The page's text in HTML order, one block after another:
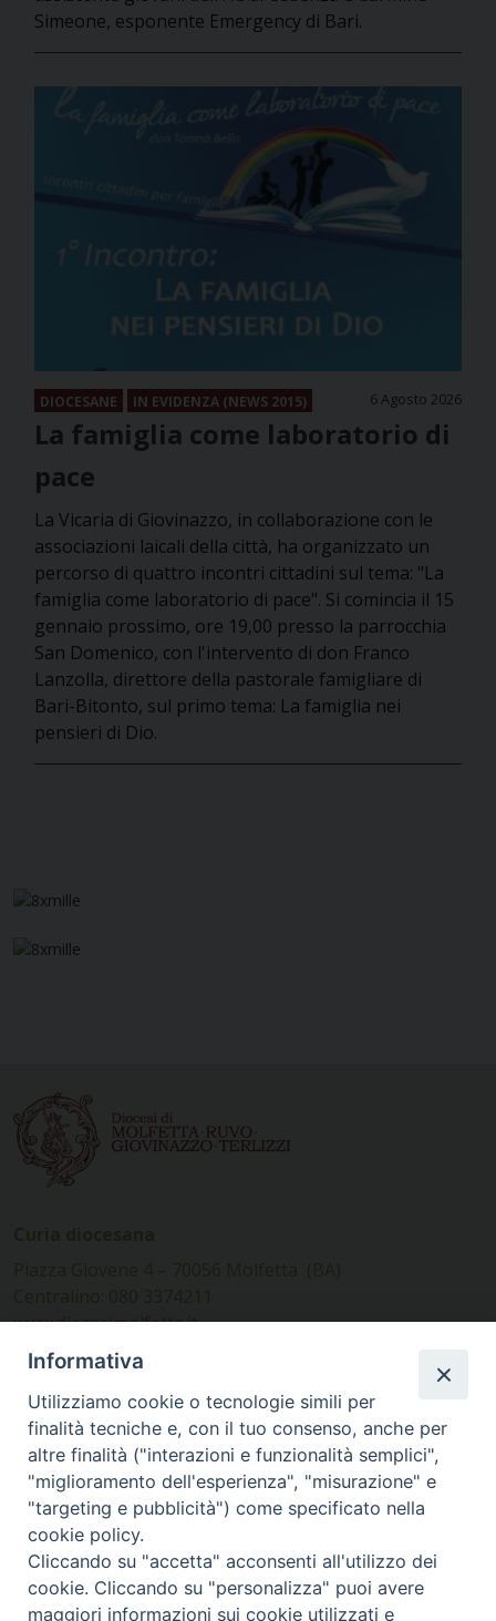
Simeone, esponente Emergency di Bari.
DIOCESANE IN EVIDENZA (NEWS 2015) 6 Agosto 2026
La famiglia come laboratorio di
pace
La Vicaria di Giovinazzo, in collaborazione con le
associazioni laicali della città, ha organizzato un
percorso di quattro incontri cittadini sul tema: "La
famiglia come laboratorio di pace". Si comincia il 15
gennaio prossimo, ore 19,00 presso la parrocchia
San Domenico, con l'intervento di don Franco
Lanzolla, direttore della pastorale famigliare di
Bari-Bitonto, sul primo tema: La famiglia nei
pensieri di Dio.
www.diocesimolfetta.it –
diocesimolfetta@pec.chiesacattolica.it
Ufficio Comunicazioni sociali
Piazza Giovene 4 – 70056 Molfetta (BA)
comunicazionisociali@diocesimolfetta.it
SEGUICI SU
Facebook
Instagram
X YouTube
Feed
Informativa
Utilizziamo cookie o tecnologie simili per
finalità tecniche e, con il tuo consenso, anche per
altre finalità ("interazioni e funzionalità semplici",
"miglioramento dell'esperienza", "misurazione" e
"targeting e pubblicità") come specificato nella
cookie policy.
Cliccando su "accetta" acconsenti all'utilizzo dei
cookie. Cliccando su "personalizza" puoi avere
maggiori informazioni sui cookie utilizzati e